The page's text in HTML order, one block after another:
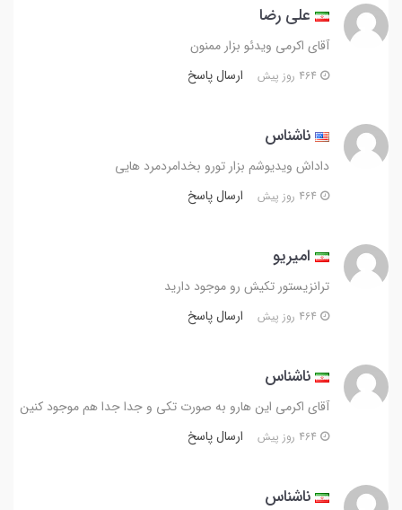
علی رضا
آقای اکرمی ویدئو بزار ممنون
ارسال پاسخ
ناشناس
داداش ویدیوشم بزار تورو بخدامردمرد هایی
ارسال پاسخ
امیریو
ترانزیستور تکیش رو موجود دارید
ارسال پاسخ
ناشناس
آقای اکرمی این هارو به صورت تکی و جدا جدا هم موجود کنین
ارسال پاسخ
ناشناس